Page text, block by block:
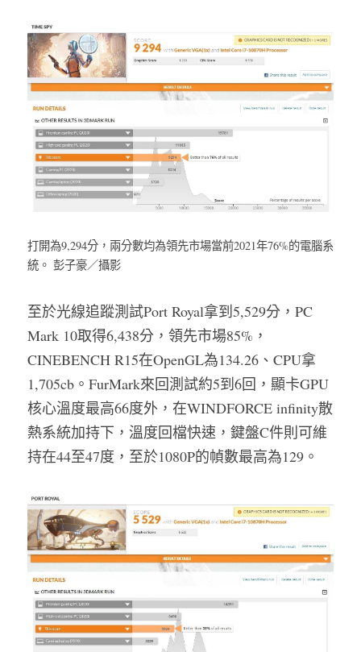
打開為9,294分，兩分數均為領先市場當前2021年76%的電腦系
統。 彭子豪／攝影
至於光線追蹤測試Port Royal拿到5,529分，PC
Mark 10取得6,438分，領先市場85%，
CINEBENCH R15在OpenGL為134.26、CPU拿
1,705cb。FurMark來回測試約5到6回，顯卡GPU
核心溫度最高66度外，在WINDFORCE infinity散
熱系統加持下，溫度回檔快速，鍵盤C件則可維
持在44至47度，至於1080P的幀數最高為129。